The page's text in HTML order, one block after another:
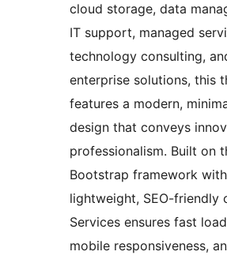
cloud storage, data
IT support, managed
technology consulting,
enterprise solutions, this
features a modern,
design that conveys
professionalism. Built on
Bootstrap framework with
lightweight, SEO-friendly
Services ensures fast
mobile responsiveness,